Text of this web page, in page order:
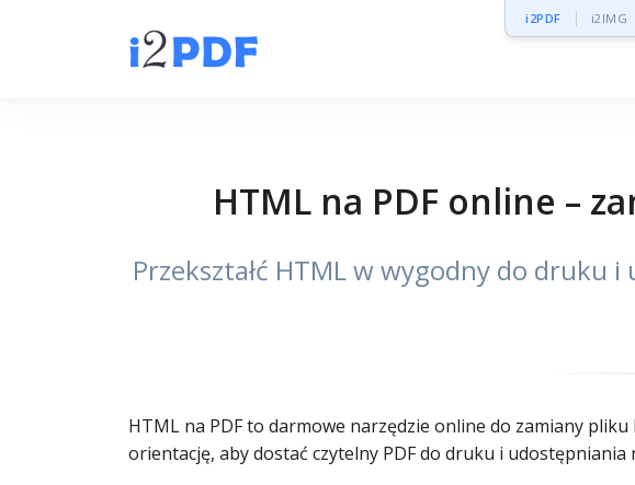
i2PDF i2IMG
HTML na PDF online –
Przekształć HTML w wygodny do
HTML na PDF to darmowe narzędzie online do zamiany
orientację, aby dostać czytelny PDF do druku i udostępniania